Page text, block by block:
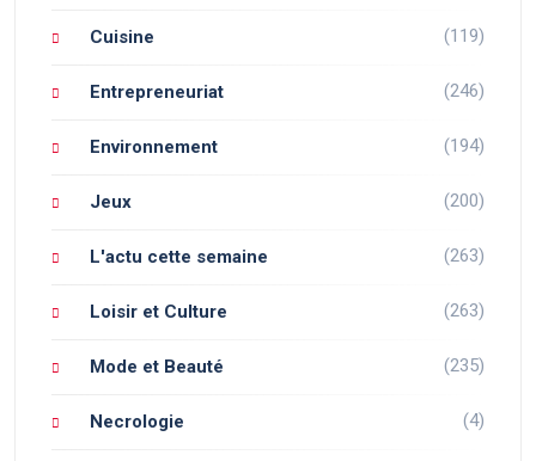
Cuisine (119)
Entrepreneuriat (246)
Environnement (194)
Jeux (200)
L'actu cette semaine (263)
Loisir et Culture (263)
Mode et Beauté (235)
Necrologie (4)